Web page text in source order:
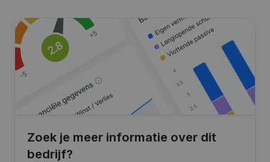
Zoek je meer informatie over dit
bedrijf?